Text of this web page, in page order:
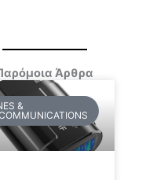
Άρθρα
&